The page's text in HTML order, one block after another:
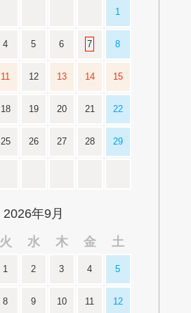
1
4 5 6 7 8
11 12 13 14 15
18 19 20 21 22
25 26 27 28 29
2026年9月
火 水 木 金 土
1 2 3 4 5
8 9 10 11 12